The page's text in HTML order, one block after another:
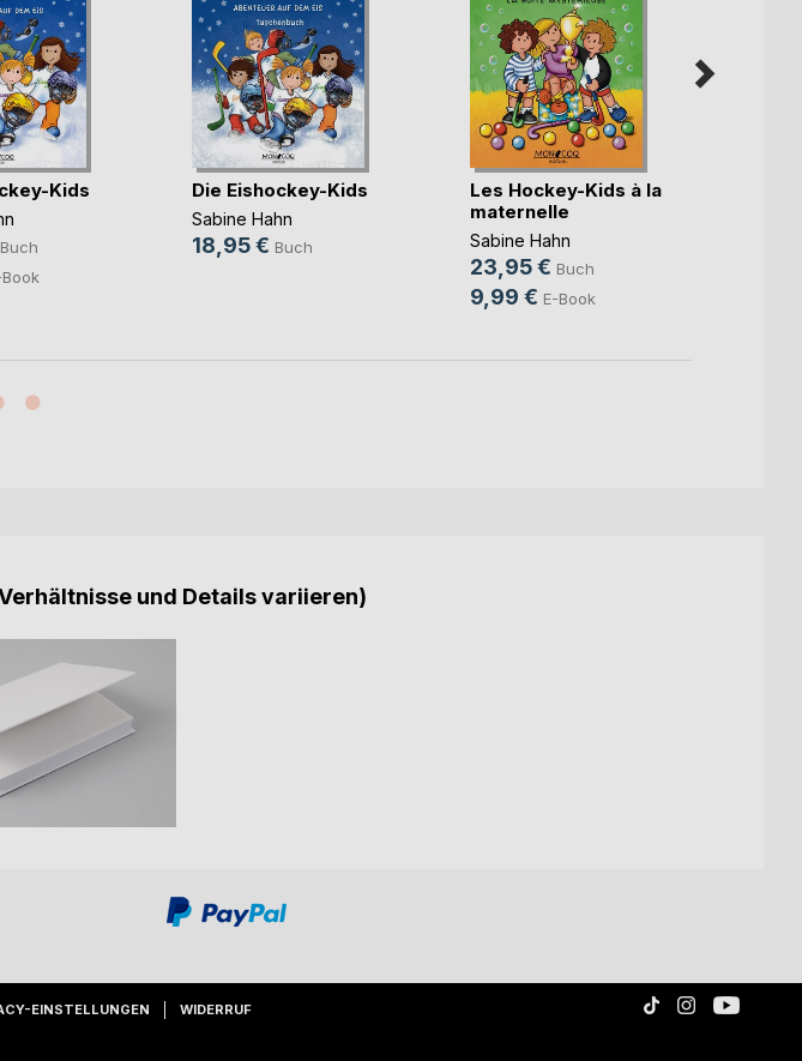
Kids
Buch
Book
Die Eishockey-Kids
Sabine Hahn
18,95 € Buch
Les Hockey-Kids à la
maternelle
Sabine Hahn
23,95 € Buch
9,99 € E-Book
und Details variieren)
EINSTELLUNGEN WIDERRUF